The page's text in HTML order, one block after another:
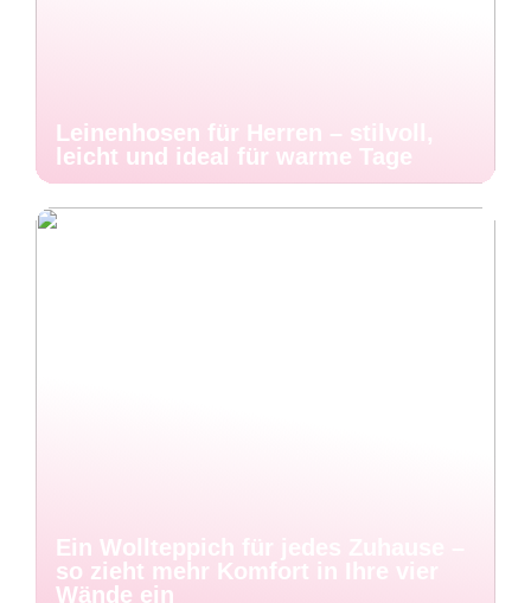
Leinenhosen für Herren – stilvoll,
leicht und ideal für warme Tage
Ein Wollteppich für jedes Zuhause –
so zieht mehr Komfort in Ihre vier
Wände ein